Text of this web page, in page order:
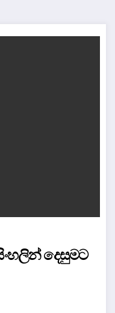
දෙසුමට